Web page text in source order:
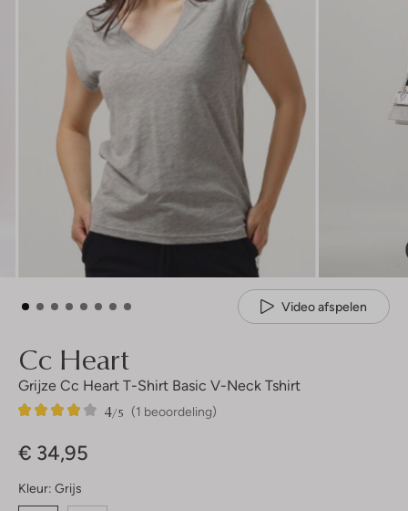
Video afspelen
Cc Heart
Grijze Cc Heart T-Shirt Basic V-Neck Tshirt
(1 beoordeling)
4/5
1
4
€ 34,95
Kleur: Grijs